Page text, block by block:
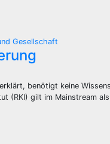
Gesellschaft
benötigt keine
(RKI) gilt im Mainstream